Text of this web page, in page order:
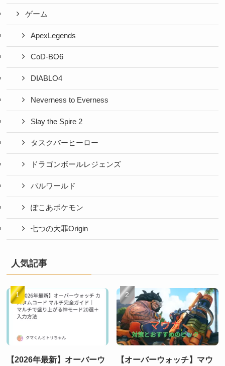
ゲーム
ApexLegends
CoD-BO6
DIABLO4
Neverness to Everness
Slay the Spire 2
タスクバーヒーロー
ドラゴンボールレジェンズ
パルワールド
ぽこあポケモン
七つの大罪Origin
人気記事
【2026年最新】オーバーウ 【オーバーウォッチ】マウ